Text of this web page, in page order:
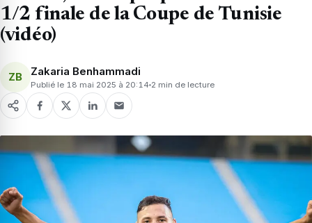
1/2 finale de la Coupe de Tunisie
(vidéo)
ZB Zakaria Benhammadi
Publié le 18 mai 2025 à 20:14 2 min de lecture